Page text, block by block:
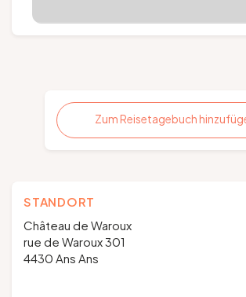
Zum Reisetagebuch
STANDORT
Château de Waroux
rue de Waroux 301
4430 Ans Ans